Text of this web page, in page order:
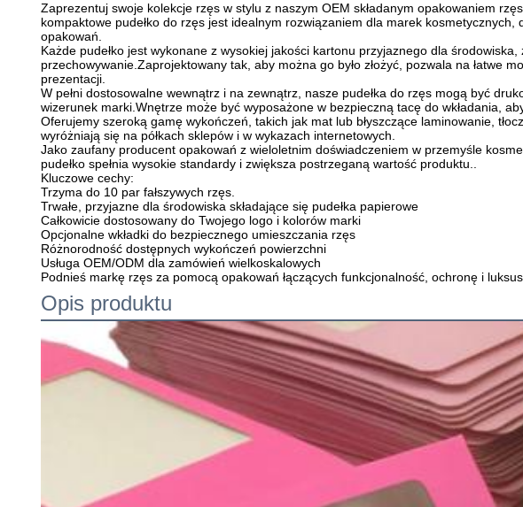
Zaprezentuj swoje kolekcje rzęs w stylu z naszym OEM składanym opakowaniem
kompaktowe pudełko do rzęs jest idealnym rozwiązaniem dla marek
opakowań.
Każde pudełko jest wykonane z wysokiej jakości kartonu przyjaznego dla
przechowywanie.Zaprojektowany tak, aby można go było złożyć, pozwala na
prezentacji.
W pełni dostosowalne wewnątrz i na zewnątrz, nasze pudełka do rzęs mogą być
wizerunek marki.Wnętrze może być wyposażone w bezpieczną tacę do wkładania,
Oferujemy szeroką gamę wykończeń, takich jak mat lub błyszczące laminowanie,
wyróżniają się na półkach sklepów i w wykazach internetowych.
Jako zaufany producent opakowań z wieloletnim doświadczeniem w przemyśle
pudełko spełnia wysokie standardy i zwiększa postrzeganą wartość produktu..
Kluczowe cechy:
Trzyma do 10 par fałszywych rzęs.
Trwałe, przyjazne dla środowiska składające się pudełka papierowe
Całkowicie dostosowany do Twojego logo i kolorów marki
Opcjonalne wkładki do bezpiecznego umieszczania rzęs
Różnorodność dostępnych wykończeń powierzchni
Usługa OEM/ODM dla zamówień wielkoskalowych
Podnieś markę rzęs za pomocą opakowań łączących funkcjonalność, ochronę i
Opis produktu